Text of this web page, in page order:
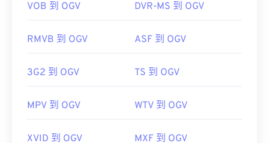
https://mpeg.chiariglione.org/standards/mpeg-
https://en.wikipedia.org/wiki/Ogg
https://www.xiph.org/
VOB 到 OGV DVR-MS 到 OGV
RMVB 到 OGV ASF 到 OGV
3G2 到 OGV TS 到 OGV
MPV 到 OGV WTV 到 OGV
XVID 到 OGV MXF 到 OGV